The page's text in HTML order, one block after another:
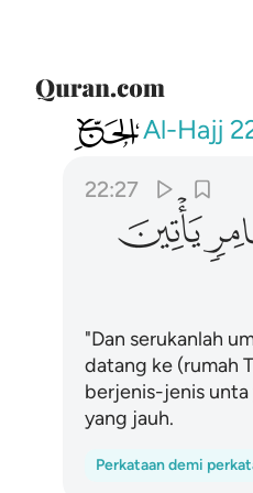
022Al-Hajj
في الناس بالحج ياتوك
22:27
ﲀ
"Dan serukanlah
datang ke (rumah
berjenis-jenis unta
yang jauh.
Perkataan demi